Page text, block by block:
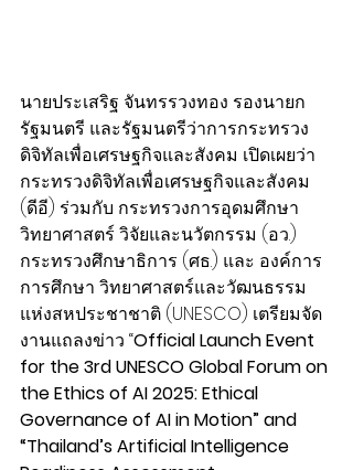
นายประเสริฐ จันทรรวงทอง รองนายก
รัฐมนตรี และรัฐมนตรีว่าการกระทรวง
ดิจิทัลเพื่อเศรษฐกิจและสังคม เปิดเผยว่า
กระทรวงดิจิทัลเพื่อเศรษฐกิจและสังคม
(ดีอี) ร่วมกับ กระทรวงการอุดมศึกษา
วิทยาศาสตร์ วิจัยและนวัตกรรม (อว.)
กระทรวงศึกษาธิการ (ศธ.) และ องค์การ
การศึกษา วิทยาศาสตร์และวัฒนธรรม
แห่งสหประชาชาติ (UNESCO) เตรียมจัด
งานแถลงข่าว “Official Launch Event
for the 3rd UNESCO Global Forum on
the Ethics of AI 2025: Ethical
Governance of AI in Motion” and
“Thailand’s Artificial Intelligence